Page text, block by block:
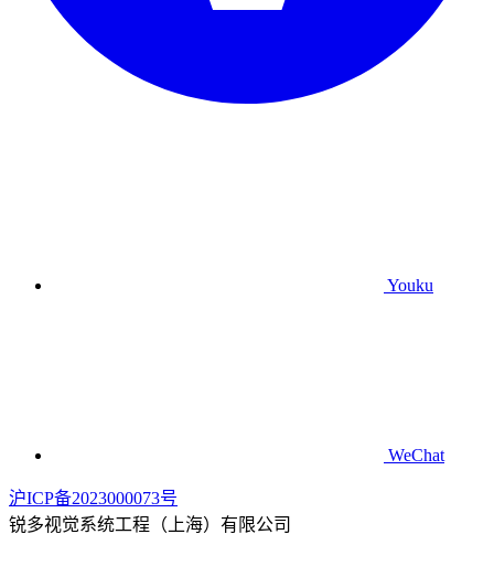
Youku
WeChat
沪ICP备2023000073号
锐多视觉系统工程（上海）有限公司